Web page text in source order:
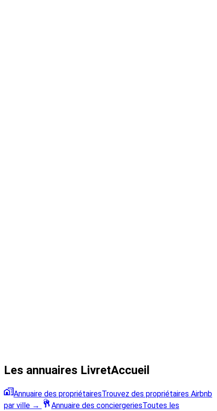
Les annuaires LivretAccueil
Annuaire des propriétairesTrouvez des propriétaires Airbnb
par ville → Annuaire des conciergeriesToutes les